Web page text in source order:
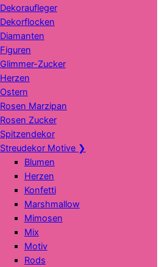
Dekoraufleger
Dekorflocken
Diamanten
Figuren
Glimmer-Zucker
Herzen
Ostern
Rosen Marzipan
Rosen Zucker
Spitzendekor
Streudekor Motive ❯
Blumen
Herzen
Konfetti
Marshmallow
Mimosen
Mix
Motiv
Rods